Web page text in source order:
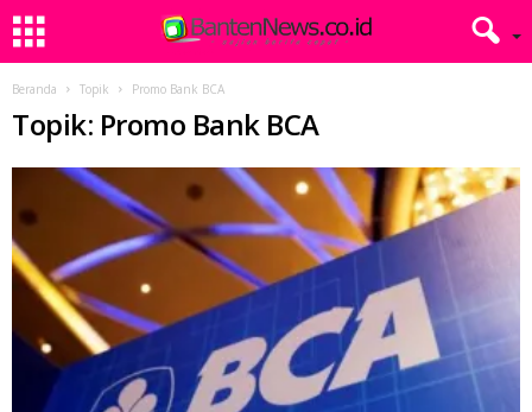
Beranda Topik Promo Bank BCA
Topik: Promo Bank BCA